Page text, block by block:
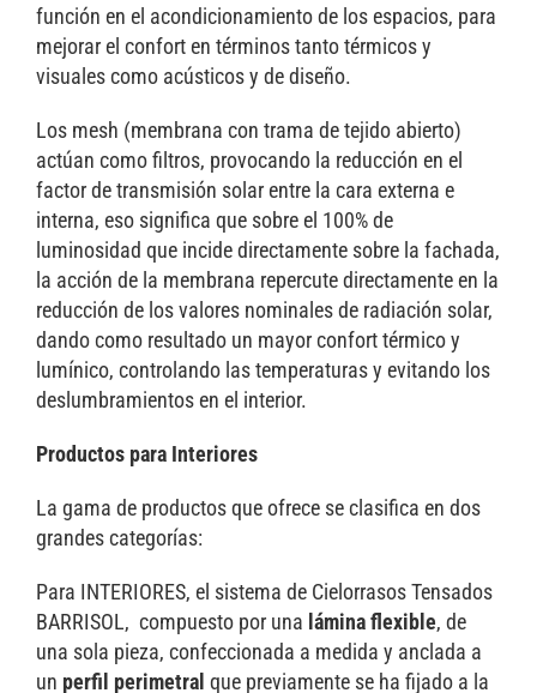
función en el acondicionamiento de los espacios, para
mejorar el confort en términos tanto térmicos y
visuales como acústicos y de diseño.
Los mesh (membrana con trama de tejido abierto)
actúan como filtros, provocando la reducción en el
factor de transmisión solar entre la cara externa e
interna, eso significa que sobre el 100% de
luminosidad que incide directamente sobre la fachada,
la acción de la membrana repercute directamente en la
reducción de los valores nominales de radiación solar,
dando como resultado un mayor confort térmico y
lumínico, controlando las temperaturas y evitando los
deslumbramientos en el interior.
Productos para Interiores
La gama de productos que ofrece se clasifica en dos
grandes categorías:
Para INTERIORES, el sistema de Cielorrasos Tensados
BARRISOL, compuesto por una lámina flexible, de
una sola pieza, confeccionada a medida y anclada a
un perfil perimetral que previamente se ha fijado a la